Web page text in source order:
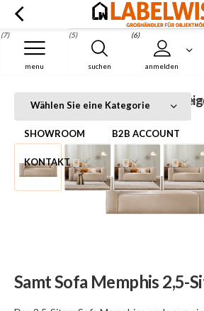
suchen
(5)
anmelden
(6)
menu
(7)
Menu
Wählen Sie eine Kategorie
SHOWROOM B2B ACCOUNT
KONTAKT
Startseite Samt Sofa Memphis 2,5-
Samt Sofa Memphis 2,5-Sitzer
Samt Sofa Memphis 2,5-